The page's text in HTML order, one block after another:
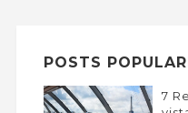
POSTS
7